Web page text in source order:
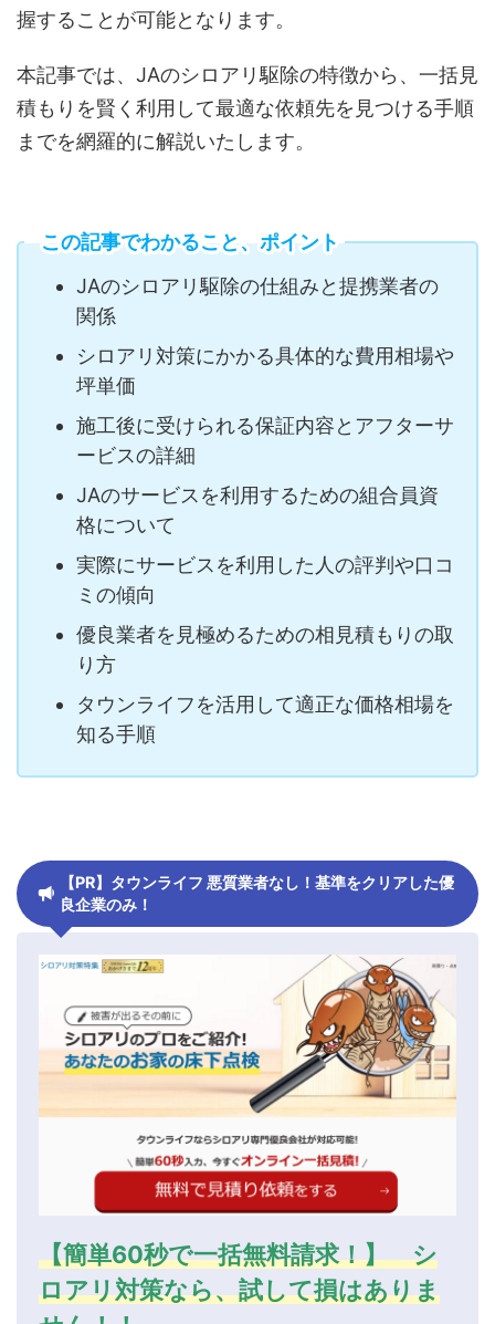
握することが可能となります。
本記事では、JAのシロアリ駆除の特徴から、一括見
積もりを賢く利用して最適な依頼先を見つける手順
までを網羅的に解説いたします。
この記事でわかること、ポイント
JAのシロアリ駆除の仕組みと提携業者の
関係
シロアリ対策にかかる具体的な費用相場や
坪単価
施工後に受けられる保証内容とアフターサ
ービスの詳細
JAのサービスを利用するための組合員資
格について
実際にサービスを利用した人の評判や口コ
ミの傾向
優良業者を見極めるための相見積もりの取
り方
タウンライフを活用して適正な価格相場を
知る手順
【PR】タウンライフ 悪質業者なし！基準をクリアした優
良企業のみ！
【簡単60秒で一括無料請求！】 シ
ロアリ対策なら、試して損はありま